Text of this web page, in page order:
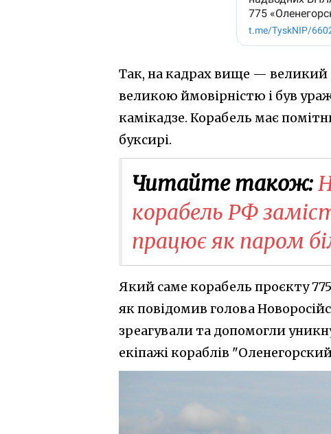
Так, на кадрах вище — великий
великою ймовірністю і був
камікадзе. Корабель має
буксирі.
Читайте також:
корабель РФ
працює як паром
Який саме корабель проєкту
як повідомив голова
зреагували та допомогли
екіпажі кораблів